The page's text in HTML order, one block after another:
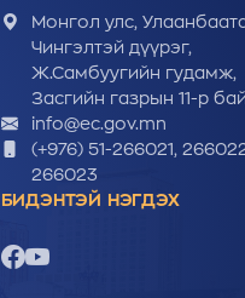
Монгол улс,
Чингэлтэй дүүрэг,
Ж.Самбуугийн гудамж,
Засгийн газрын 11-р
info@ec.gov.mn
(+976) 51-266021,
266023
БИДЭНТЭЙ НЭГДЭХ